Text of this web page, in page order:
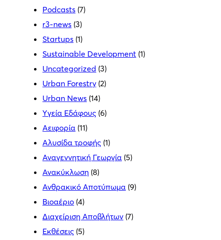
Podcasts (7)
r3-news (3)
Startups (1)
Sustainable Development (1)
Uncategorized (3)
Urban Forestry (2)
Urban News (14)
Yγεία Εδάφους (6)
Αειφορία (11)
Αλυσίδα τροφής (1)
Αναγεννητική Γεωργία (5)
Ανακύκλωση (8)
Ανθρακικό Αποτύπωμα (9)
Βιοαέριο (4)
Διαχείριση Αποβλήτων (7)
Εκθέσεις (5)